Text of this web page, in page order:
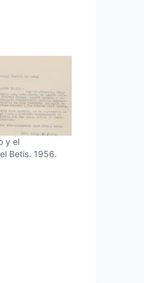
y el
Betis. 1956.